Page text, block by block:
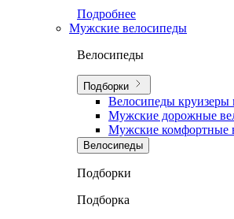
Подробнее
Мужские велосипеды
Велосипеды
Подборки
Велосипеды круизеры
Мужские дорожные
Мужские комфортные
Велосипеды
Подборки
Подборка